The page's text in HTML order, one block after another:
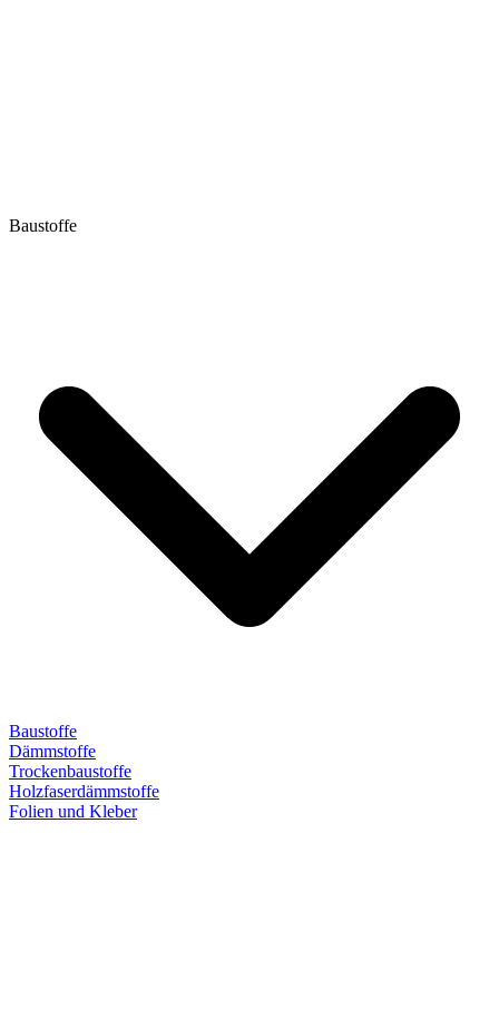
Baustoffe
Baustoffe
Dämmstoffe
Trockenbaustoffe
Holzfaserdämmstoffe
Folien und Kleber